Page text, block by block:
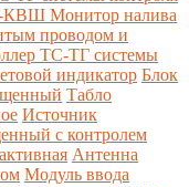
Монитор налива
проводом и
ТС-ТГ системы
индикатор Блок
Табло
Источник
с контролем
Антенна
Модуль ввода